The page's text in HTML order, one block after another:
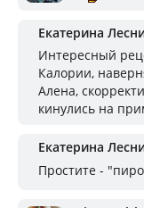
Екатерина
Интересный
Калории,
Алена,
кинулись на
Екатерина
Простите -